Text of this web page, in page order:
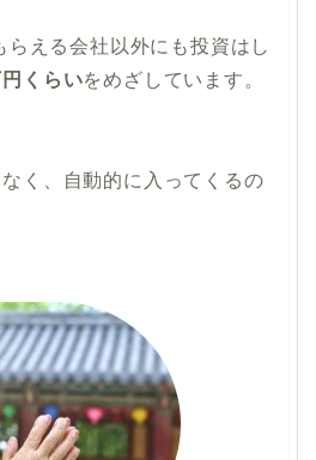
える会社以外にも投資はし
くらいをめざしています。
く、自動的に入ってくるの